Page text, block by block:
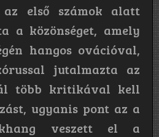
első számok alatt
a közönséget, amely
hangos ovációval,
jutalmazta az
több kritikával kell
ugyanis pont az a
veszett el a